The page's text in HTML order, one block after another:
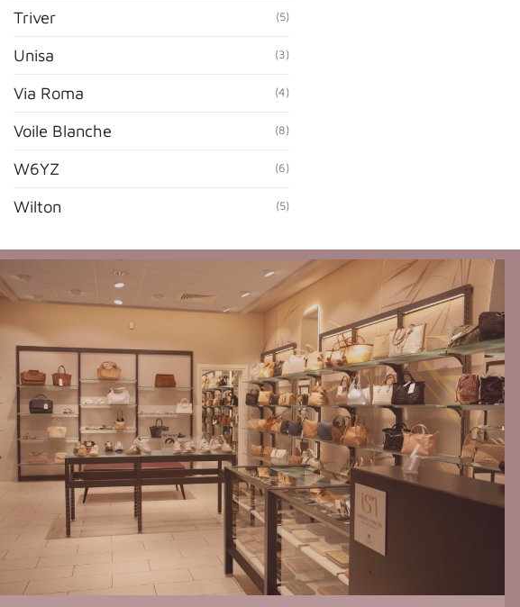
Triver (5)
Unisa (3)
Via Roma (4)
Voile Blanche (8)
W6YZ (6)
Wilton (5)